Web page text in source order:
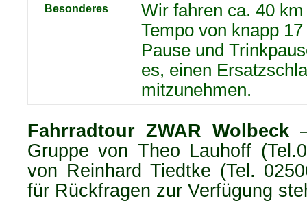
Besonderes
Wir fahren ca. 40
Tempo von knapp
Pause und
es, einen
mitzunehmen.
Fahrradtour ZWAR Wolbeck
Gruppe von Theo Lauhoff
von Reinhard Tiedtke (Tel.
für Rückfragen zur Verfügung